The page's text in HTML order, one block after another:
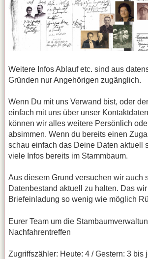
Weitere Infos Ablauf etc. sind aus
Gründen nur Angehörigen zugänglich.
Wenn Du mit uns Verwand bist, oder
einfach mit uns über unser
können wir alles weitere Persönlich
absimmen. Wenn du bereits einen
schau einfach das Deine Daten aktuell
viele Infos bereits im Stammbaum.
Aus diesem Grund versuchen wir auch
Datenbestand aktuell zu halten. Das
Briefeinladung so wenig wie möglich
Eurer Team um die
Nachfahrentreffen
Zugriffszähler: Heute: 4 / Gestern: 3 bis